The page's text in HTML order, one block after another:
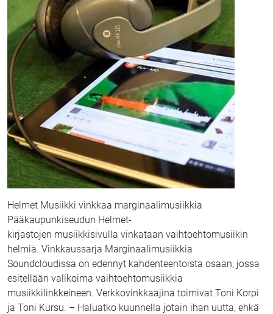
Helmet Musiikki vinkkaa marginaalimusiikkia
Pääkaupunkiseudun Helmet-
kirjastojen musiikkisivulla vinkataan vaihtoehtomusiikin
helmiä. Vinkkaussarja Marginaalimusiikkia
Soundcloudissa on edennyt kahdenteentoista osaan, jossa
esitellään valikoima vaihtoehtomusiikkia
musiikkilinkkeineen. Verkkovinkkaajina toimivat Toni Korpi
ja Toni Kursu. – Haluatko kuunnella jotain ihan uutta, ehkä